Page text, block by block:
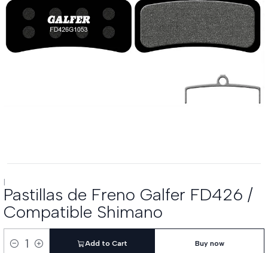
|
Pastillas de Freno Galfer FD426 /
Compatible Shimano
Quantity
Add to Cart Buy now